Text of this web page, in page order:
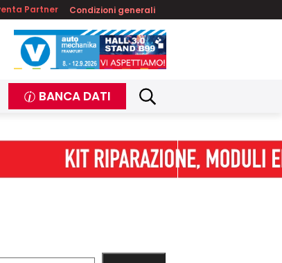
Partner Condizioni generali
BANCA DATI